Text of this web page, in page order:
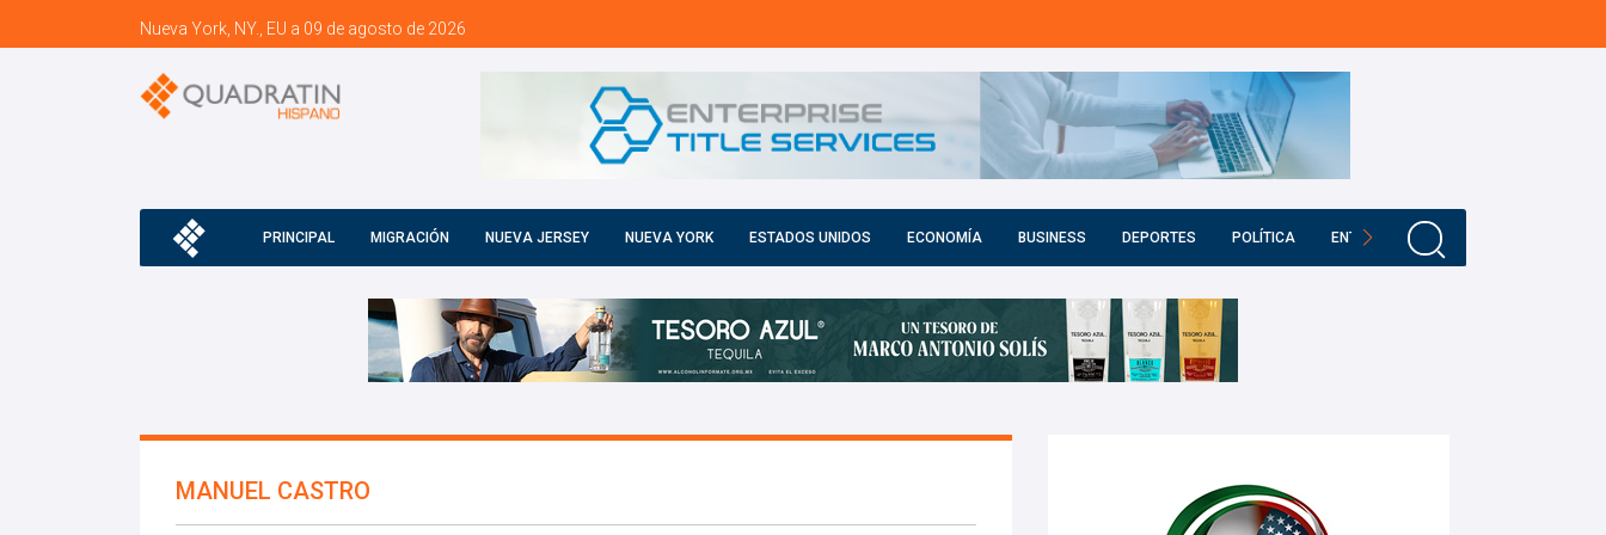
Nueva York, NY., EU a 09 de agosto de 2026
PRINCIPAL MIGRACIÓN NUEVA JERSEY NUEVA YORK ESTADOS UNIDOS ECONOMÍA BUSINESS DEPORTES POLÍTICA ENTRETENIMIENTO
MANUEL CASTRO